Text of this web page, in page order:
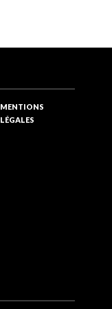
MENTIONS
LÉGALES